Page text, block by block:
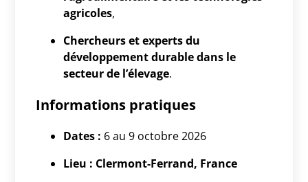
agricoles,
Chercheurs et experts du
développement durable dans le
secteur de l’élevage.
Informations pratiques
Dates : 6 au 9 octobre 2026
Lieu : Clermont-Ferrand, France